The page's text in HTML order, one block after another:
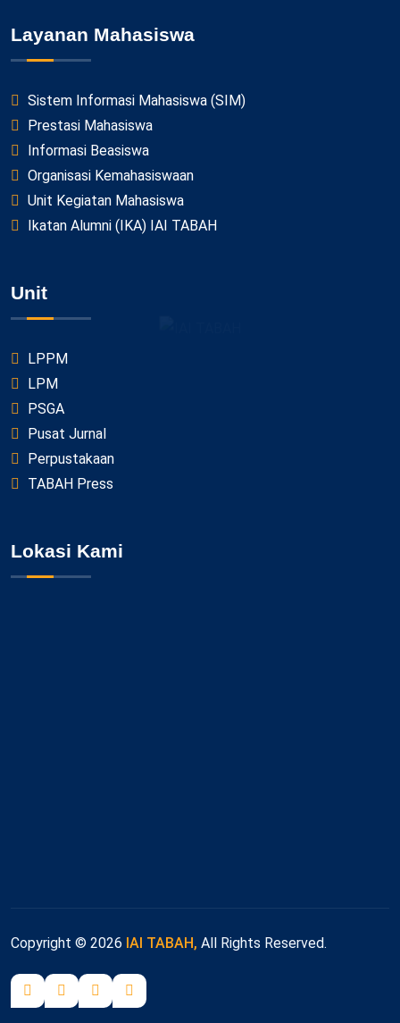
Layanan Mahasiswa
Sistem Informasi Mahasiswa (SIM)
Prestasi Mahasiswa
Informasi Beasiswa
Organisasi Kemahasiswaan
Unit Kegiatan Mahasiswa
Ikatan Alumni (IKA) IAI TABAH
Unit
LPPM
LPM
PSGA
Pusat Jurnal
Perpustakaan
TABAH Press
Lokasi Kami
Copyright © 2026 IAI TABAH, All Rights Reserved.